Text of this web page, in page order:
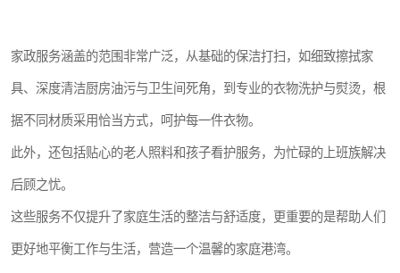
家政服务涵盖的范围非常广泛，从基础的保洁打扫，如细致擦拭家
具、深度清洁厨房油污与卫生间死角，到专业的衣物洗护与熨烫，根
据不同材质采用恰当方式，呵护每一件衣物。
此外，还包括贴心的老人照料和孩子看护服务，为忙碌的上班族解决
后顾之忧。
这些服务不仅提升了家庭生活的整洁与舒适度，更重要的是帮助人们
更好地平衡工作与生活，营造一个温馨的家庭港湾。